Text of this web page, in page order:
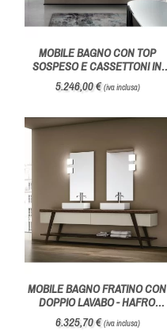
MOBILE BAGNO CON TOP
SOSPESO E CASSETTONI IN
NOCE- HAFRO GEROMIN
5.246,00 €(iva inclusa)
MOBILE BAGNO FRATINO CON
DOPPIO LAVABO - HAFRO
GEROMIN
6.325,70 €(iva inclusa)